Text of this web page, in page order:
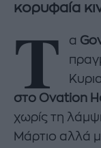
κορυφαία
Τ α
στο Ovation
χωρίς τη
Μάρτιο αλλά